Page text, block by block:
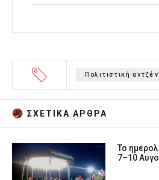
Πολιτιστική
ΣΧΕΤΙΚA AΡΘΡΑ
Το
7–10